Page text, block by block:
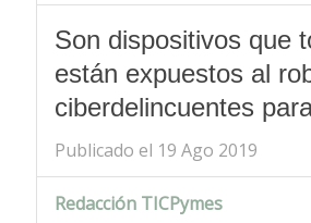
Son dispositivos que
están expuestos al
ciberdelincuentes
Publicado el 19 Ago 2019
Redacción TICPymes